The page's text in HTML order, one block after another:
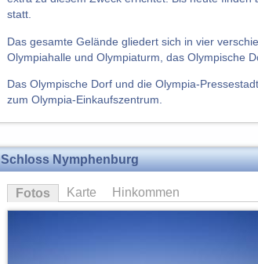
statt.
Das gesamte Gelände gliedert sich in vier
Olympiahalle und Olympiaturm, das Olympische
Das Olympische Dorf und die Olympia-
zum Olympia-Einkaufszentrum.
Schloss Nymphenburg
Fotos Karte Hinkommen